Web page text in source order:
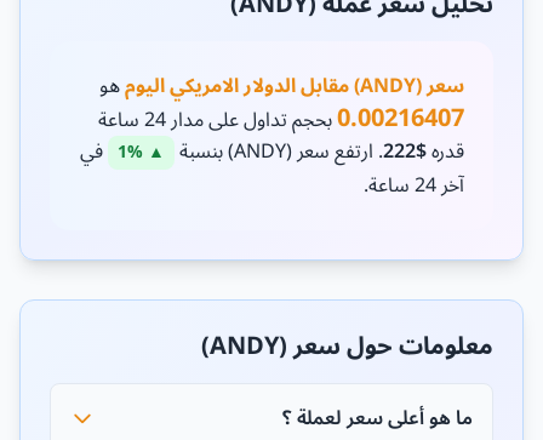
سعر (ANDY) مقابل الدولار الامريكي اليوم هو
0.00216407 بحجم تداول على مدار 24 ساعة
قدره$222 . ارتفع سعر (ANDY) بنسبة ▲ 1%
في
آخر 24 ساعة.
معلومات حول سعر (ANDY)
ما هو أعلى سعر لعملة ؟